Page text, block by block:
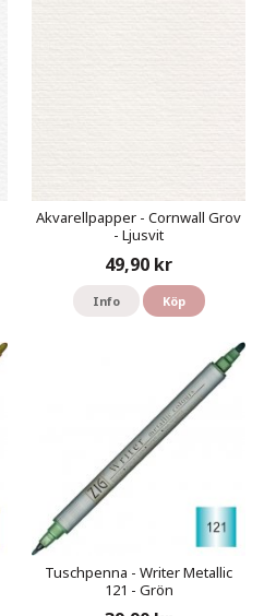
Akvarellpapper - Cornwall Grov
- Ljusvit
49,90 kr
Info Köp
Tuschpenna - Writer Metallic
121 - Grön